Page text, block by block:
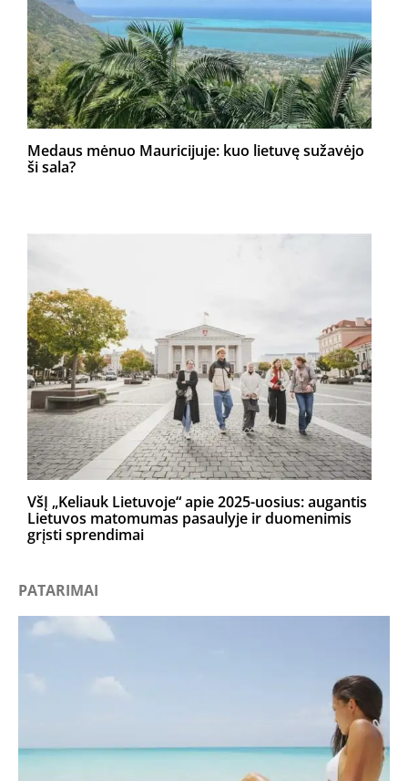
Medaus mėnuo Mauricijuje: kuo lietuvę sužavėjo
ši sala?
VšĮ „Keliauk Lietuvoje“ apie 2025-uosius: augantis
Lietuvos matomumas pasaulyje ir duomenimis
grįsti sprendimai
PATARIMAI